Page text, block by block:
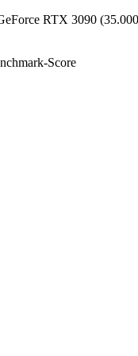
RTX 3090
Score